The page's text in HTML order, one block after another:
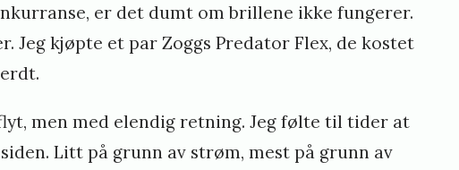
er det dumt om brillene ikke fungerer.
Jeg kjøpte et par Zoggs Predator Flex, de kostet
men med elendig retning. Jeg følte til tider at
Litt på grunn av strøm, mest på grunn av